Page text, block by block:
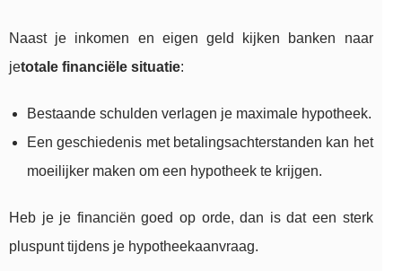
Naast je inkomen en eigen geld kijken banken naar
jetotale financiële situatie:
Bestaande schulden verlagen je maximale hypotheek.
Een geschiedenis met betalingsachterstanden kan het
moeilijker maken om een hypotheek te krijgen.
Heb je je financiën goed op orde, dan is dat een sterk
pluspunt tijdens je hypotheekaanvraag.